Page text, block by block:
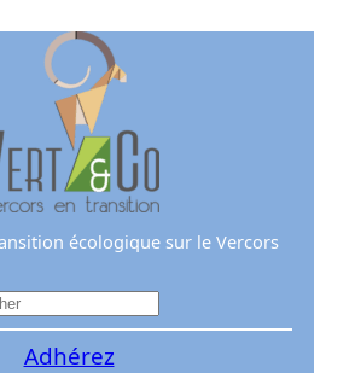
écologique sur le Vercors
Adhérez